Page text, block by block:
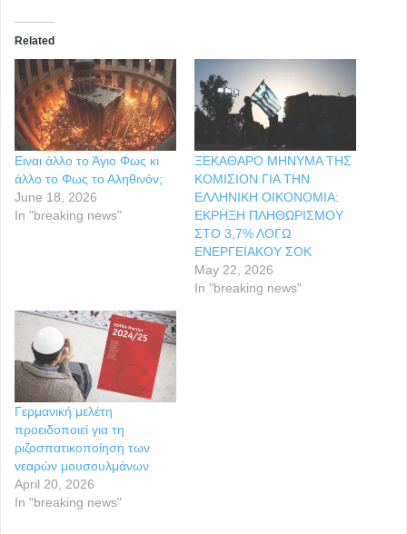
Related
Ειναι άλλο το Άγιο Φως κι
άλλο το Φως το Αληθινόν;
June 18, 2026
In "breaking news"
ΞΕΚΑΘΑΡΟ ΜΗΝΥΜΑ ΤΗΣ
ΚΟΜΙΣΙΟΝ ΓΙΑ ΤΗΝ
ΕΛΛΗΝΙΚΗ ΟΙΚΟΝΟΜΙΑ:
ΕΚΡΗΞΗ ΠΛΗΘΩΡΙΣΜΟΥ
ΣΤΟ 3,7% ΛΟΓΩ
ΕΝΕΡΓΕΙΑΚΟΥ ΣΟΚ
May 22, 2026
In "breaking news"
Γερμανική μελέτη
προειδοποιεί για τη
ριζοσπατικοποίηση των
νεαρών μουσουλμάνων
April 20, 2026
In "breaking news"